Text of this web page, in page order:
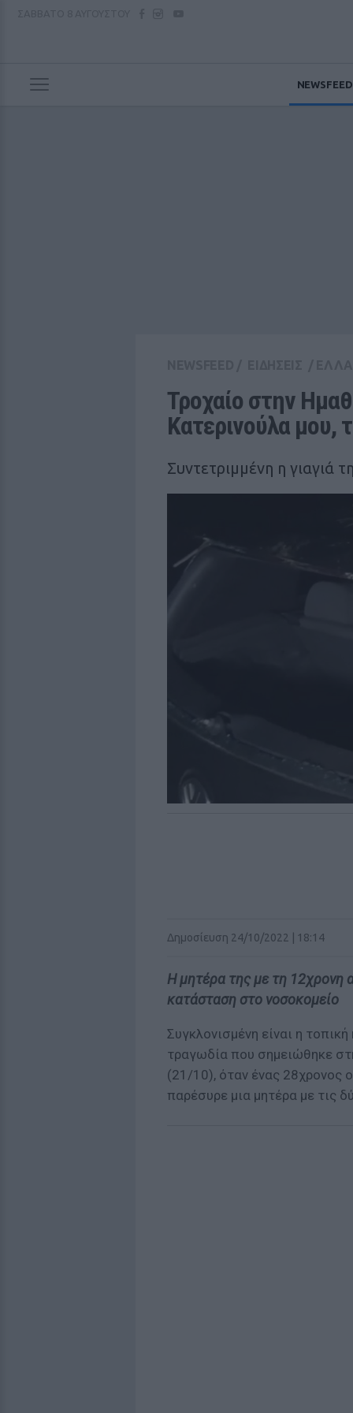
NEWSFEED
Τροχαίο στην
Κατερινούλα μου,
Συντετριμμένη η γιαγιά
Δημοσίευση 24/10/2022 | 18:14
Η μητέρα της με τη 12χρονη
κατάσταση στο νοσοκομείο
Συγκλονισμένη είναι η
τραγωδία που σημειώθηκε
(21/10), όταν ένας 28χρονος
παρέσυρε μια μητέρα με τις